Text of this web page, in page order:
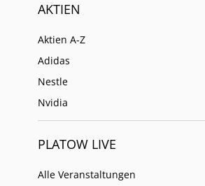
AKTIEN
Aktien A-Z
Adidas
Nestle
Nvidia
PLATOW LIVE
Alle Veranstaltungen